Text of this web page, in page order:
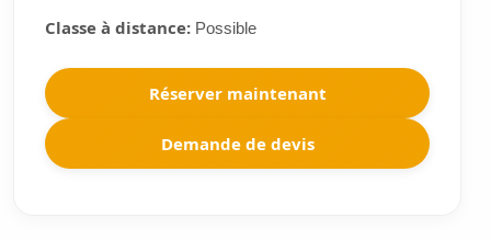
Classe à distance:Possible
Réserver maintenant
Demande de devis